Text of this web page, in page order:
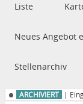
Liste
Neues Angebot
Stellenarchiv
ARCHIVIERT |